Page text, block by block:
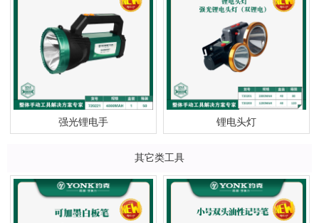
强光锂电手 锂电头灯
其它类工具